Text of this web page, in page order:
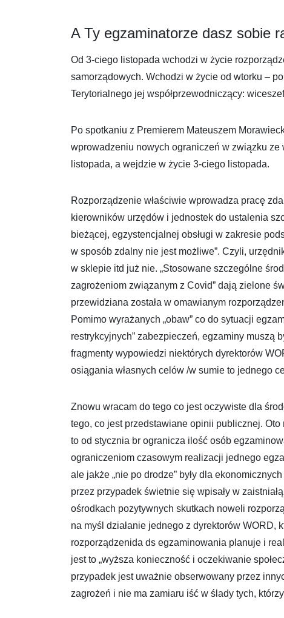
A Ty egzaminatorze dasz sobie
Od 3-ciego listopada wchodzi w życie
samorządowych. Wchodzi w życie od wtorku –
Terytorialnego jej współprzewodniczący:
Po spotkaniu z Premierem Mateuszem
wprowadzeniu nowych ograniczeń w związku
listopada, a wejdzie w życie 3-ciego listopada.
Rozporządzenie właściwie wprowadza pracę
kierowników urzędów i jednostek do ustalenia
bieżącej, egzystencjalnej obsługi w zakresie
w sposób zdalny nie jest możliwe”. Czyli,
w sklepie itd już nie. „Stosowane szczególne
zagrożeniom związanym z Covid” dają zielone
przewidziana została w omawianym
Pomimo wyrażanych „obaw” co do sytuacji
restrykcyjnych” zabezpieczeń, egzaminy muszą
fragmenty wypowiedzi niektórych dyrektorów
osiągania własnych celów /w sumie to jednego
Znowu wracam do tego co jest oczywiste dla
tego, co jest przedstawiane opinii publicznej.
to od stycznia br ogranicza ilość osób
ograniczeniom czasowym realizacji jednego
ale jakże „nie po drodze” były dla
przez przypadek świetnie się wpisały w
ośrodkach pozytywnych skutkach noweli
na myśl działanie jednego z dyrektorów WORD,
rozporządzenida ds egzaminowania planuje i
jest to „wyższa konieczność i oczekiwanie
przypadek jest uważnie obserwowany przez
zagrożeń i nie ma zamiaru iść w ślady tych,